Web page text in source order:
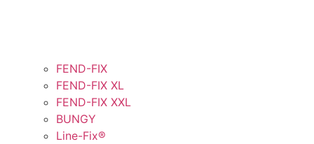
FEND-FIX
FEND-FIX XL
FEND-FIX XXL
BUNGY
Line-Fix®